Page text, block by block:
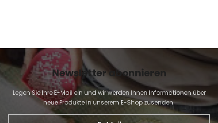
Newsletter abonnieren
Legen Sie Ihre E-Mail ein und wir werden Ihnen Informationen über
neue Produkte in unserem E-Shop zusenden.